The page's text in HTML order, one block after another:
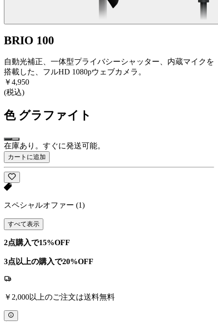
BRIO 100
自動光補正、一体型プライバシーシャッター、内蔵マイクを
搭載した、フルHD 1080pウェブカメラ。
￥4,950
(税込)
色 グラファイト
在庫あり。すぐに発送可能。
カートに追加
スペシャルオファー (1)
すべて表示
2点購入で15%OFF
3点以上の購入で20%OFF
￥2,000以上のご注文は送料無料